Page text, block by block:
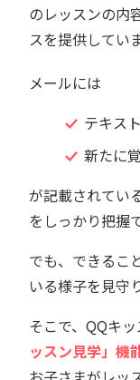
のレッスンの内
スを提供してい
メールには
テキス
新たに
が記載されてい
をしっかり把握
でも、できるこ
いる様子を見守
そこで、QQキ
ッスン見学」機